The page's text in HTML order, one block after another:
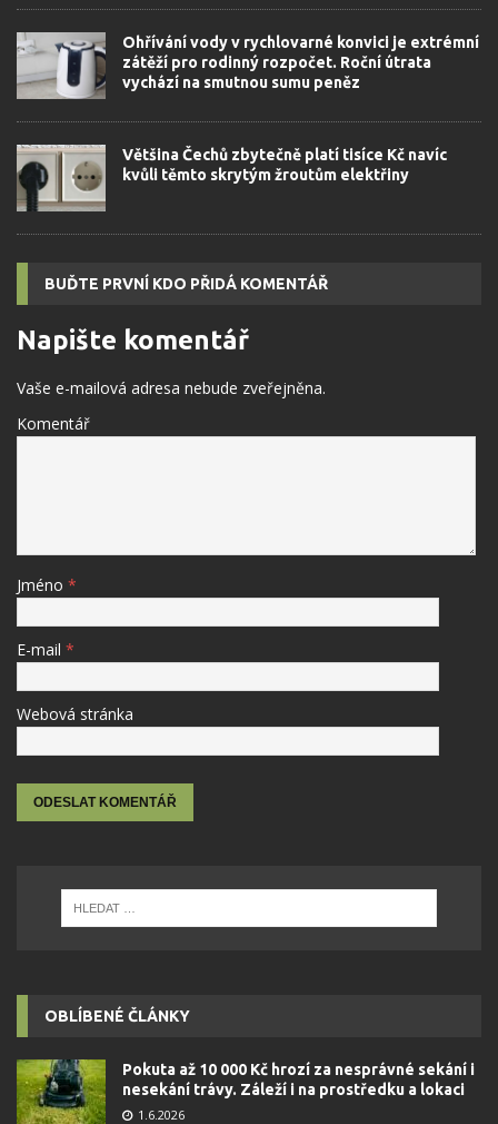
Ohřívání vody v rychlovarné konvici je extrémní
zátěží pro rodinný rozpočet. Roční útrata
vychází na smutnou sumu peněz
Většina Čechů zbytečně platí tisíce Kč navíc
kvůli těmto skrytým žroutům elektřiny
BUĎTE PRVNÍ KDO PŘIDÁ KOMENTÁŘ
Napište komentář
Vaše e-mailová adresa nebude zveřejněna.
Komentář
Jméno *
E-mail *
Webová stránka
OBLÍBENÉ ČLÁNKY
Pokuta až 10 000 Kč hrozí za nesprávné sekání i
nesekání trávy. Záleží i na prostředku a lokaci
1.6.2026